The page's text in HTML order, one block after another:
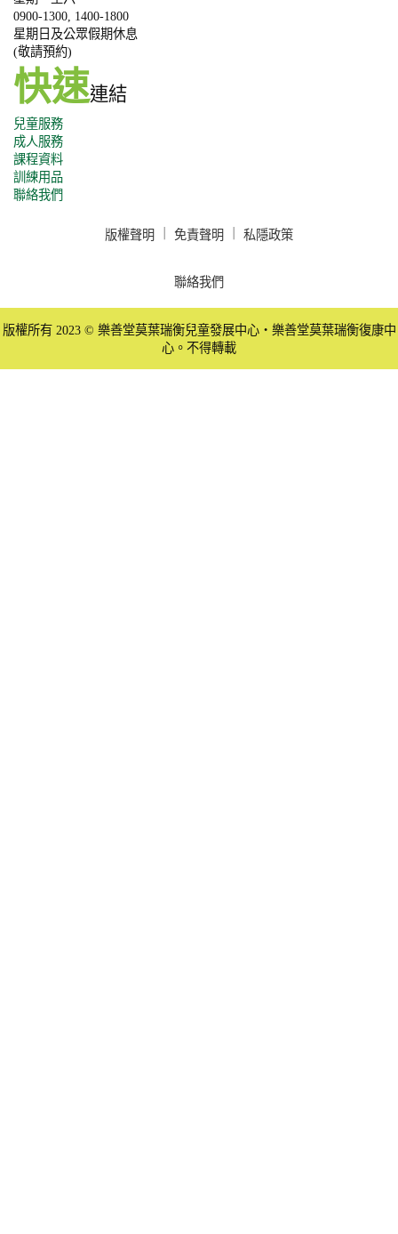
0900-1300, 1400-1800
星期日及公眾假期休息
(敬請預約)
快速連結
兒童服務
成人服務
課程資料
訓練用品
聯絡我們
版權聲明 免責聲明 私隱政策
聯絡我們
版權所有 2023 © 樂善堂莫葉瑞衡兒童發展中心‧樂善堂莫葉瑞衡復康中
心。不得轉載